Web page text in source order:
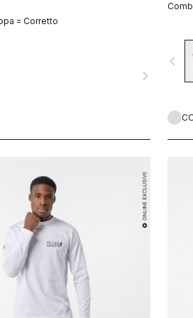
= Corretto
navigate_next
navigate_before